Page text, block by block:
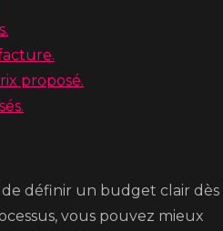
proposé.
de définir un budget clair dès
vous pouvez mieux